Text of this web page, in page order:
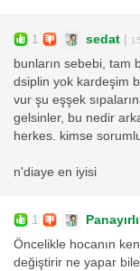
1 sedat |
bunların sebebi, tam
dsiplin yok kardeşim
vur şu eşşek
gelsinler, bu nedir
herkes. kimse
n'diaye en iyisi
1 Panayırlı
Öncelikle hocanın
değiştirir ne yapar